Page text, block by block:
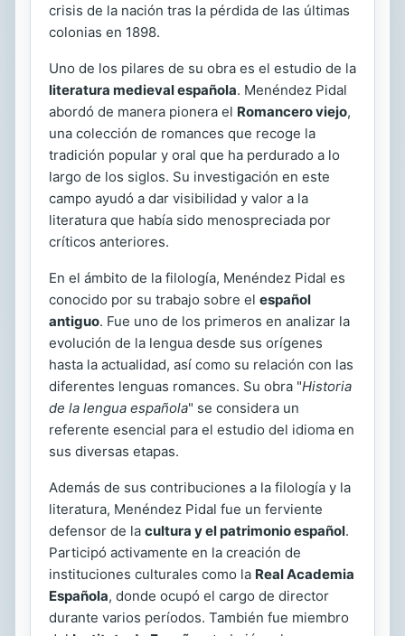
crisis de la nación tras la pérdida de las últimas
colonias en 1898.
Uno de los pilares de su obra es el estudio de la
literatura medieval española. Menéndez Pidal
abordó de manera pionera el Romancero viejo,
una colección de romances que recoge la
tradición popular y oral que ha perdurado a lo
largo de los siglos. Su investigación en este
campo ayudó a dar visibilidad y valor a la
literatura que había sido menospreciada por
críticos anteriores.
En el ámbito de la filología, Menéndez Pidal es
conocido por su trabajo sobre el español
antiguo. Fue uno de los primeros en analizar la
evolución de la lengua desde sus orígenes
hasta la actualidad, así como su relación con las
diferentes lenguas romances. Su obra "Historia
de la lengua española" se considera un
referente esencial para el estudio del idioma en
sus diversas etapas.
Además de sus contribuciones a la filología y la
literatura, Menéndez Pidal fue un ferviente
defensor de la cultura y el patrimonio español.
Participó activamente en la creación de
instituciones culturales como la Real Academia
Española, donde ocupó el cargo de director
durante varios períodos. También fue miembro